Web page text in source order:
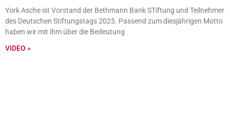
York Asche ist Vorstand der Bethmann Bank STiftung und Teilnehmer
des Deutschen Stiftungstags 2025. Passend zum diesjährigen Motto
haben wir mit ihm über die Bedeutung
VIDEO »